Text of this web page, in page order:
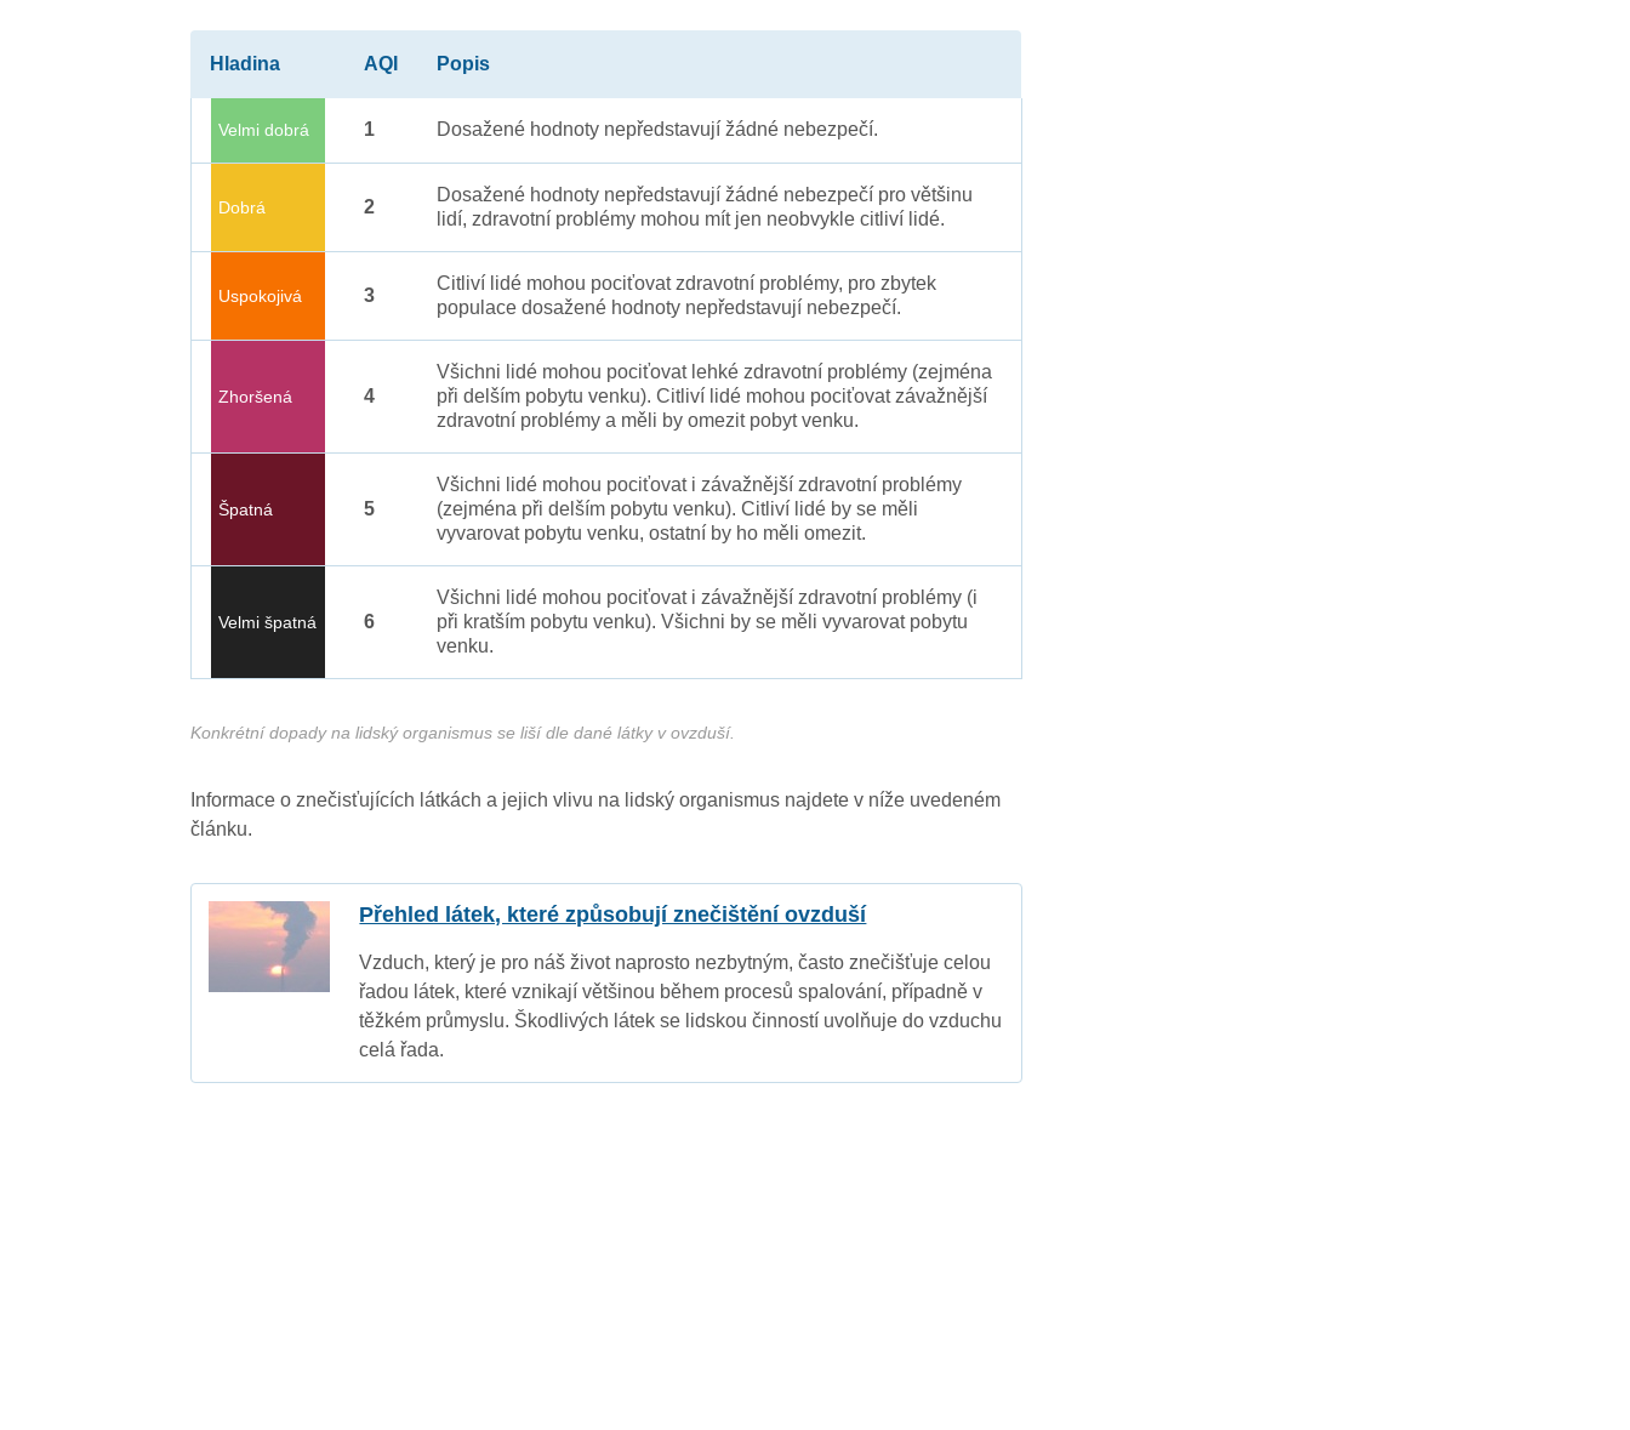
Hladina AQI Popis
Velmi dobrá 1 Dosažené hodnoty nepředstavují žádné nebezpečí.
Dobrá 2
Dosažené hodnoty nepředstavují žádné nebezpečí pro většinu
lidí, zdravotní problémy mohou mít jen neobvykle citliví lidé.
Uspokojivá 3
Citliví lidé mohou pociťovat zdravotní problémy, pro zbytek
populace dosažené hodnoty nepředstavují nebezpečí.
Zhoršená 4
Všichni lidé mohou pociťovat lehké zdravotní problémy (zejména
při delším pobytu venku). Citliví lidé mohou pociťovat závažnější
zdravotní problémy a měli by omezit pobyt venku.
Špatná 5
Všichni lidé mohou pociťovat i závažnější zdravotní problémy
(zejména při delším pobytu venku). Citliví lidé by se měli
vyvarovat pobytu venku, ostatní by ho měli omezit.
Velmi špatná 6
Všichni lidé mohou pociťovat i závažnější zdravotní problémy (i
při kratším pobytu venku). Všichni by se měli vyvarovat pobytu
venku.
Konkrétní dopady na lidský organismus se liší dle dané látky v ovzduší.
Informace o znečisťujících látkách a jejich vlivu na lidský organismus najdete v níže uvedeném
článku.
Přehled látek, které způsobují znečištění ovzduší
Vzduch, který je pro náš život naprosto nezbytným, často znečišťuje celou
řadou látek, které vznikají většinou během procesů spalování, případně v
těžkém průmyslu. Škodlivých látek se lidskou činností uvolňuje do vzduchu
celá řada.